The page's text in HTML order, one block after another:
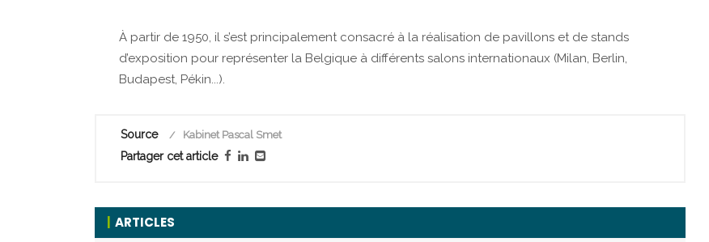
À partir de 1950, il s’est principalement consacré à la réalisation de pavillons et de stands
d’exposition pour représenter la Belgique à différents salons internationaux (Milan, Berlin,
Budapest, Pékin...).
Source Kabinet Pascal Smet
Partager cet article
ARTICLES